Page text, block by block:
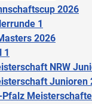
2026
1
2026
1
NRW
Junioren
Pfalz